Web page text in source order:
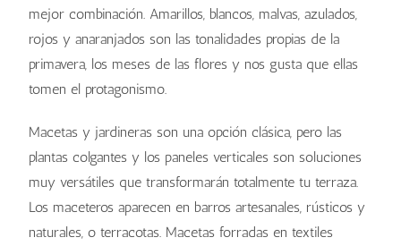
mejor combinación. Amarillos, blancos, malvas, azulados,
rojos y anaranjados son las tonalidades propias de la
primavera, los meses de las flores y nos gusta que ellas
tomen el protagonismo.
Macetas y jardineras son una opción clásica, pero las
plantas colgantes y los paneles verticales son soluciones
muy versátiles que transformarán totalmente tu terraza.
Los maceteros aparecen en barros artesanales, rústicos y
naturales, o terracotas. Macetas forradas en textiles